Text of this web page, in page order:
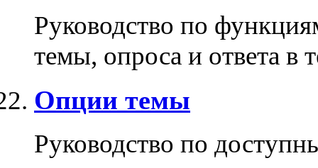
Руководство по
темы, опроса и ответа в
Опции темы
Руководство по